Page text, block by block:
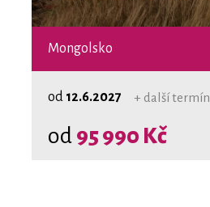
Mongolsko
od 12.6.2027 + další termín
od 95 990 Kč